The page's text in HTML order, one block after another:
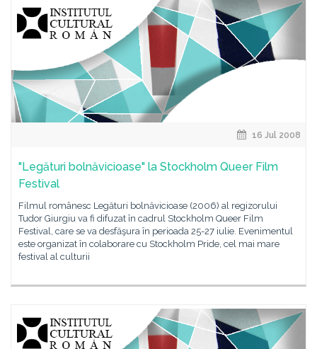
16 Jul 2008
"Legături bolnăvicioase" la Stockholm Queer Film
Festival
Filmul românesc Legături bolnăvicioase (2006) al regizorului
Tudor Giurgiu va fi difuzat în cadrul Stockholm Queer Film
Festival, care se va desfăşura în perioada 25-27 iulie. Evenimentul
este organizat în colaborare cu Stockholm Pride, cel mai mare
festival al culturii